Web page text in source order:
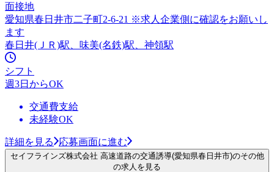
面接地
愛知県春日井市二子町2-6-21 ※求人企業側に確認をお願いし
ます
春日井(ＪＲ)駅、味美(名鉄)駅、神領駅
シフト
週3日からOK
交通費支給
未経験OK
詳細を見る 応募画面に進む
セイフラインズ株式会社 高速道路の交通誘導(愛知県春日井市)のその他
の求人を見る